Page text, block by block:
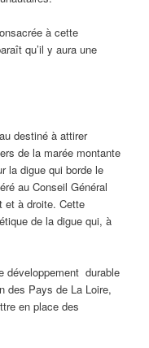
à cette
qu’il y aura une
destiné à attirer
de la marée montante
la digue qui borde le
au Conseil Général
et à droite. Cette
de la digue qui, à
développement durable
des Pays de La Loire,
en place des